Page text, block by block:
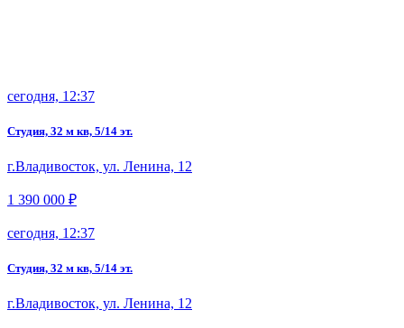
сегодня, 12:37
Студия, 32 м кв, 5/14 эт.
г.Владивосток, ул. Ленина, 12
1 390 000 ₽
сегодня, 12:37
Студия, 32 м кв, 5/14 эт.
г.Владивосток, ул. Ленина, 12